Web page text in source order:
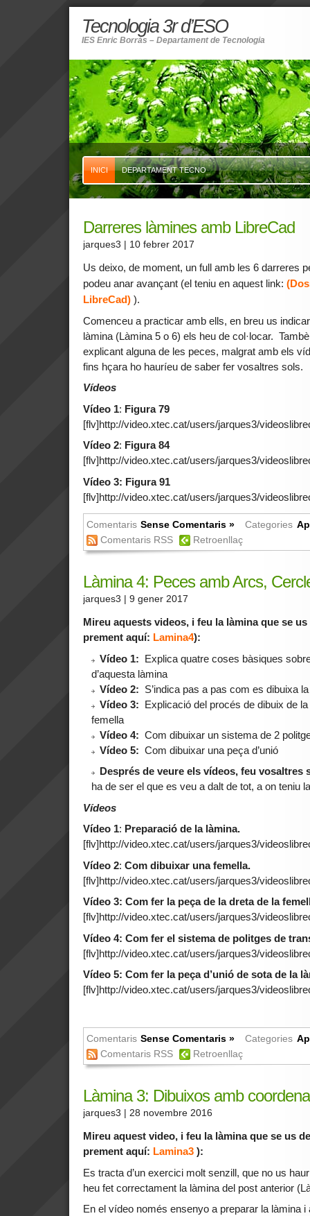
Tecnologia 3r d’ESO
IES Enric Borràs – Departament de Tecnologia
INICI DEPARTAMENT TECNO
Darreres làmines amb LibreCad
jarques3 | 10 febrer 2017
Us deixo, de moment, un full amb les 6 darreres
podeu anar avançant (el teniu en aquest link:
LibreCad) ).
Comenceu a practicar amb ells, en breu us
làmina (Làmina 5 o 6) els heu de col·locar.
explicant alguna de les peces, malgrat amb els
fins hçara ho hauríeu de saber fer vosaltres sols.
Vídeos
Vídeo 1: Figura 79
[flv]http://video.xtec.cat/users/jarques3/
Vídeo 2: Figura 84
[flv]http://video.xtec.cat/users/jarques3/
Vídeo 3: Figura 91
[flv]http://video.xtec.cat/users/jarques3/
Comentaris Sense Comentaris » Categories
Comentaris RSS
Retroenllaç
Làmina 4: Peces amb Arcs,
jarques3 | 9 gener 2017
Mireu aquests videos, i feu la làmina que se
prement aquí: Lamina4):
Vídeo 1: Explica quatre coses bàsiques
d’aquesta làmina
Vídeo 2: S’indica pas a pas com es dibuixa
Vídeo 3: Explicació del procés de dibuix de
femella
Vídeo 4: Com dibuixar un sistema de 2
Vídeo 5: Com dibuixar una peça d’unió
Després de veure els vídeos, feu vosaltres
ha de ser el que es veu a dalt de tot, a on teniu
Vídeos
Vídeo 1: Preparació de la làmina.
[flv]http://video.xtec.cat/users/jarques3/
Vídeo 2: Com dibuixar una femella.
[flv]http://video.xtec.cat/users/jarques3/
Vídeo 3: Com fer la peça de la dreta de la
[flv]http://video.xtec.cat/users/jarques3/
Vídeo 4: Com fer el sistema de politges de
[flv]http://video.xtec.cat/users/jarques3/
Vídeo 5: Com fer la peça d’unió de sota de la
[flv]http://video.xtec.cat/users/jarques3/
Comentaris Sense Comentaris » Categories
Comentaris RSS
Retroenllaç
Làmina 3: Dibuixos amb
jarques3 | 28 novembre 2016
Mireu aquest video, i feu la làmina que se us
prement aquí: Lamina3 ):
Es tracta d’un exercici molt senzill, que no us
heu fet correctament la làmina del post anterior
En el vídeo només ensenyo a preparar la làmina